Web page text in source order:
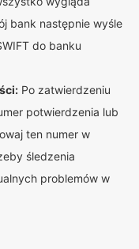
bank następnie wyśle
do banku
Po zatwierdzeniu
potwierdzenia lub
ten numer w
śledzenia
problemów w